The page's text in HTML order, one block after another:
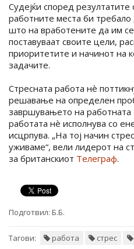
Судејќи според
работните места би требало
што на вработените да им
поставуваат своите цели,
приоритетите и начинот на
задачите.
Стресната работа нè
решавање на определен
завршувањето на работната
работата нè исполнува со
исцрпува. „На тој начин
уживаме“, вели лидерот на
за британскиот Телеграф.
Подготвил: Б.Б.
Тагови: работа стрес